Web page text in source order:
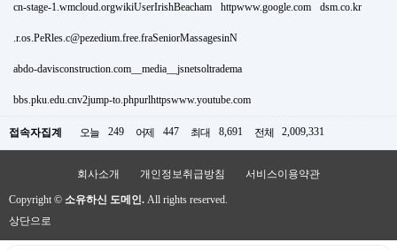
cn-stage-1.wmcloud.orgwikiUserIrishBeacham httpwww.google.com dsm.co.kr
.r.os.PeRles.c@pezedium.free.fraSeniorMassagesinN
abdo-davisconstruction.com__media__jsnetsoltradema
bbs.pku.edu.cnv2jump-to.phpurlhttpswww.youtube.com
접속자집계 오늘 249 어제 447 최대 8,691 전체 2,009,331
회사소개 개인정보취급방침 서비스이용약관
Copyright © 소유하신 도메인. All rights reserved.
상단으로